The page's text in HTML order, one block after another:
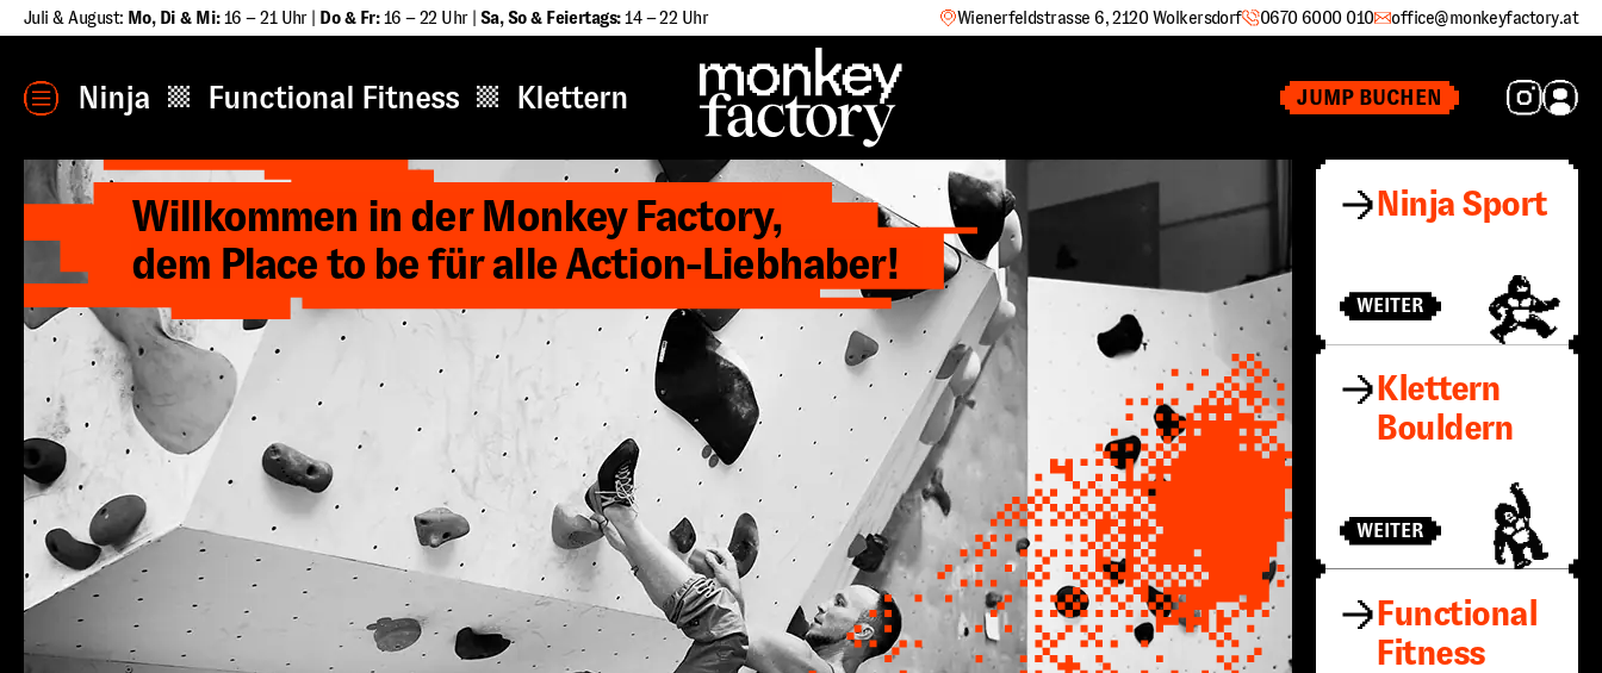
Zum
springen
Juli & August: Mo, Di & Mi:16 – 21 Uhr | Do & Fr: 16 – 22 Uhr | Sa,So & Feiertags:14 – 22 Uhr Wienerfeldstrasse 6, 2120 Wolkersdorf 0670 6000 010 office@monkeyfactory.at
JUMP BUCHEN
MENÜ
Ninja Functional Fitness Klettern
Willkommen in der Monkey Factory,
dem Place to be für alle Action-Liebhaber!
Ninja Sport
WEITER
Klettern
Bouldern
WEITER
Functional
Fitness